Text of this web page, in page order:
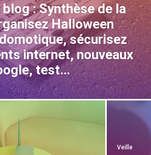
: Synthèse de la
Halloween
sécurisez
internet, nouveaux
test…
Veille